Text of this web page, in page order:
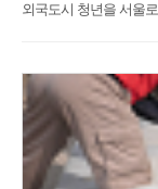
외국도시 청년을 서울로